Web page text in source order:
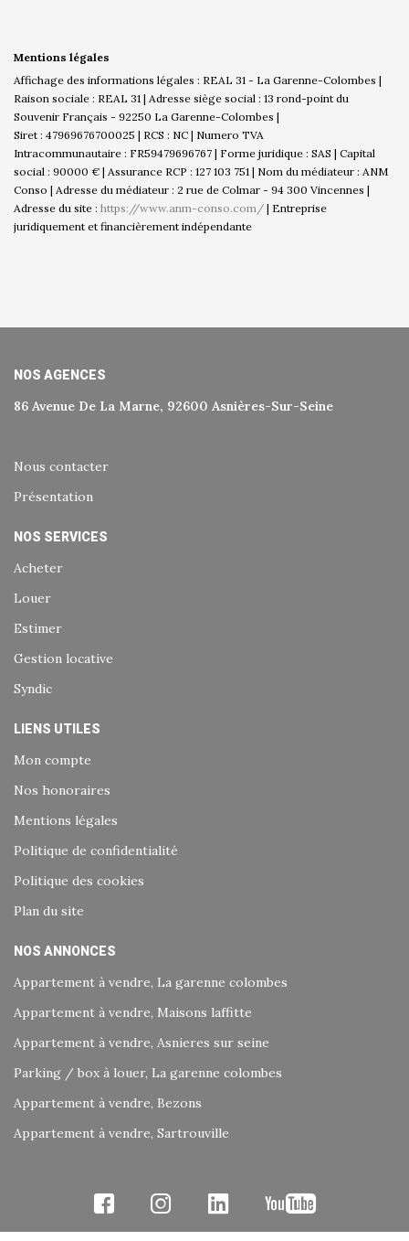
Mentions légales
Affichage des informations légales : REAL 31 - La Garenne-Colombes |
Raison sociale : REAL 31 | Adresse siège social : 13 rond-point du
Souvenir Français - 92250 La Garenne-Colombes |
Siret : 47969676700025 | RCS : NC | Numero TVA
Intracommunautaire : FR59479696767 | Forme juridique : SAS | Capital
social : 90000 € | Assurance RCP : 127 103 751 | Nom du médiateur : ANM
Conso | Adresse du médiateur : 2 rue de Colmar - 94 300 Vincennes |
Adresse du site : https://www.anm-conso.com/ | Entreprise
juridiquement et financièrement indépendante
NOS AGENCES
86 Avenue De La Marne, 92600 Asnières-Sur-Seine
Nous contacter
Présentation
NOS SERVICES
Acheter
Louer
Estimer
Gestion locative
Syndic
LIENS UTILES
Mon compte
Nos honoraires
Mentions légales
Politique de confidentialité
Politique des cookies
Plan du site
NOS ANNONCES
Appartement à vendre, La garenne colombes
Appartement à vendre, Maisons laffitte
Appartement à vendre, Asnieres sur seine
Parking / box à louer, La garenne colombes
Appartement à vendre, Bezons
Appartement à vendre, Sartrouville